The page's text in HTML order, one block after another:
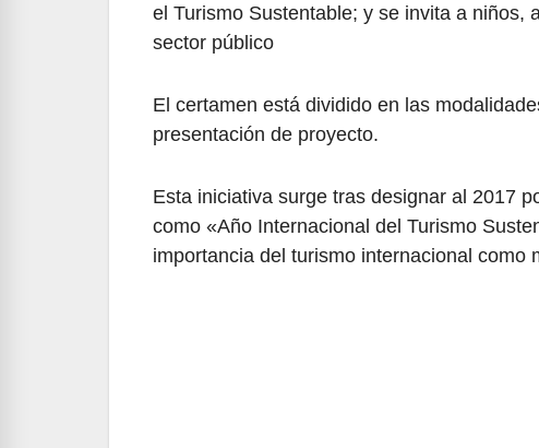
el Turismo Sustentable; y se invita a niños,
sector público
El certamen está dividido en las
presentación de proyecto.
Esta iniciativa surge tras designar al 2017
como «Año Internacional del Turismo
importancia del turismo internacional como